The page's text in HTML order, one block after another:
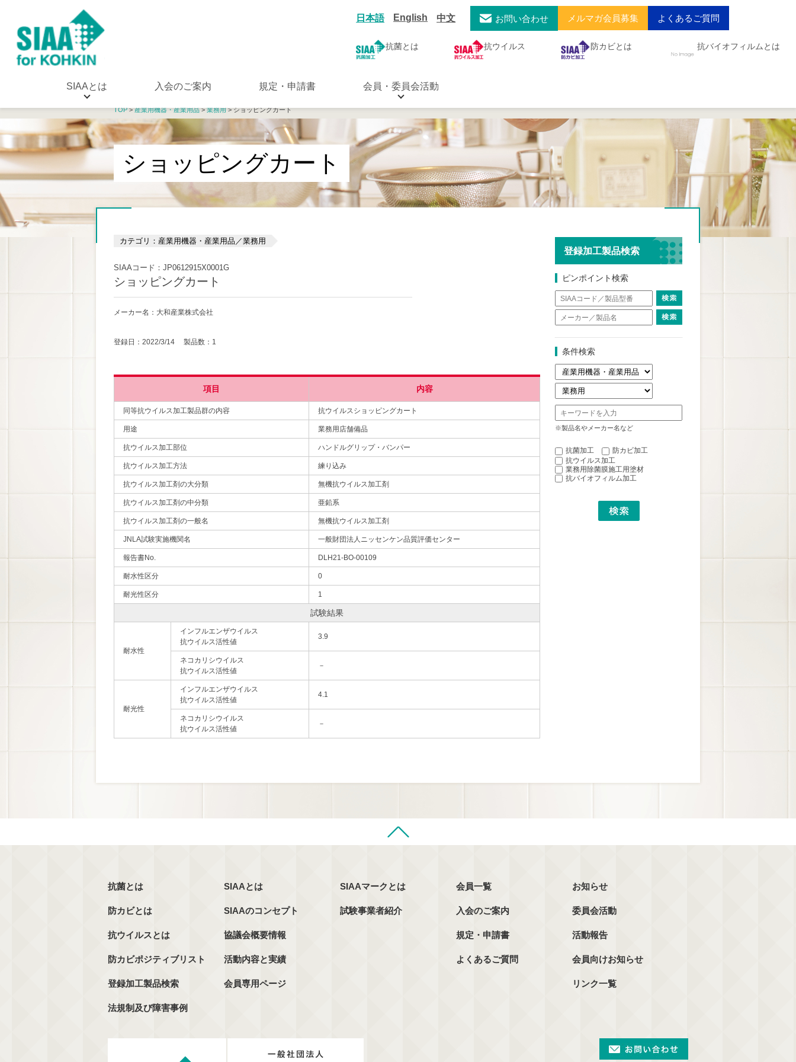
日本語 English 中文 お問い合わせ メルマガ会員募集 よくあるご質問
抗菌とは 抗ウイルス 防カビとは 抗バイオフィルムとは
SIAAとは 入会のご案内 規定・申請書 会員・委員会活動
TOP>産業用機器・産業用品>業務用> ショッピングカート
ショッピングカート
カテゴリ：産業用機器・産業用品／業務用
SIAAコード：JP0612915X0001G
ショッピングカート
メーカー名：大和産業株式会社
登録日：2022/3/14 製品数：1
項目 内容
同等抗ウイルス加工製品群の内容 抗ウイルスショッピングカート
用途 業務用店舗備品
抗ウイルス加工部位 ハンドルグリップ・バンパー
抗ウイルス加工方法 練り込み
抗ウイルス加工剤の大分類 無機抗ウイルス加工剤
抗ウイルス加工剤の中分類 亜鉛系
抗ウイルス加工剤の一般名 無機抗ウイルス加工剤
JNLA試験実施機関名 一般財団法人ニッセンケン品質評価センター
報告書No. DLH21-BO-00109
耐水性区分 0
耐光性区分 1
試験結果
耐水性
インフルエンザウイルス
抗ウイルス活性値
3.9
ネコカリシウイルス
抗ウイルス活性値
－
耐光性
インフルエンザウイルス
抗ウイルス活性値
4.1
ネコカリシウイルス
抗ウイルス活性値
－
登録加工製品検索
ピンポイント検索
条件検索
※製品名やメーカー名など
抗菌加工
防カビ加工
抗ウイルス加工
業務用除菌膜施工用塗材
抗バイオフィルム加工
抗菌とは
防カビとは
抗ウイルスとは
防カビポジティブリスト
登録加工製品検索
法規制及び障害事例
SIAAとは
SIAAのコンセプト
協議会概要情報
活動内容と実績
会員専用ページ
SIAAマークとは
試験事業者紹介
会員一覧
入会のご案内
規定・申請書
よくあるご質問
お知らせ
委員会活動
活動報告
会員向けお知らせ
リンク一覧